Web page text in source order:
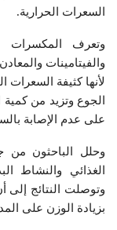
السعرات الحرارية.
وتعرف المكسرات
والفيتامينات
لأنها كثيفة السعرات
الجوع وتزيد من
على عدم الإصابة
وحلل الباحثون من
الغذائي والنشاط
وتوصلت النتائج إلى
بزيادة الوزن على